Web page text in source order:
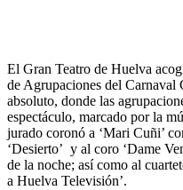
El Gran Teatro de Huelva
de Agrupaciones del
absoluto, donde las
espectáculo, marcado por la
jurado coronó a ‘Mari Cuñi’
‘Desierto’ y al coro ‘Dame
de la noche; así como al
a Huelva Televisión’.